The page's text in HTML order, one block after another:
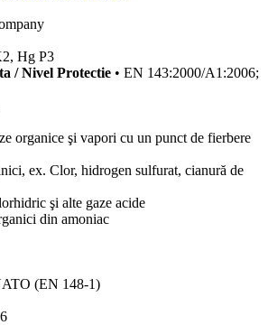
Hg P3
/ Nivel Protectie • EN 143:2000/A1:2006;
organice şi vapori cu un punct de fierbere
ex. Clor, hidrogen sulfurat, cianură de
şi alte gaze acide
din amoniac
(EN 148-1)
6